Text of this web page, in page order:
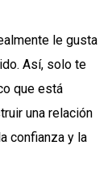
le gusta
Así, solo te
que está
una relación
confianza y la